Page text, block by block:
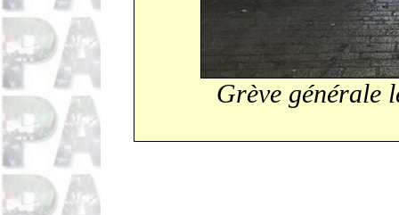
Grève générale